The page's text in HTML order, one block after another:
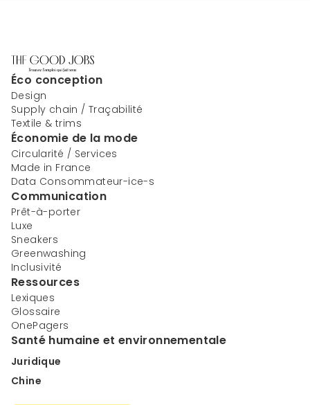
Éco conception
Design
Supply chain / Traçabilité
Textile & trims
Économie de la mode
Circularité / Services
Made in France
Data Consommateur-ice-s
Communication
Prêt-à-porter
Luxe
Sneakers
Greenwashing
Inclusivité
Ressources
Lexiques
Glossaire
OnePagers
Santé humaine et environnementale
Juridique
Chine